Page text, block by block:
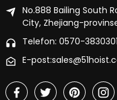
No.888 Bailing South
City, Zhejiang-
Telefon: 0570-3830301
E-